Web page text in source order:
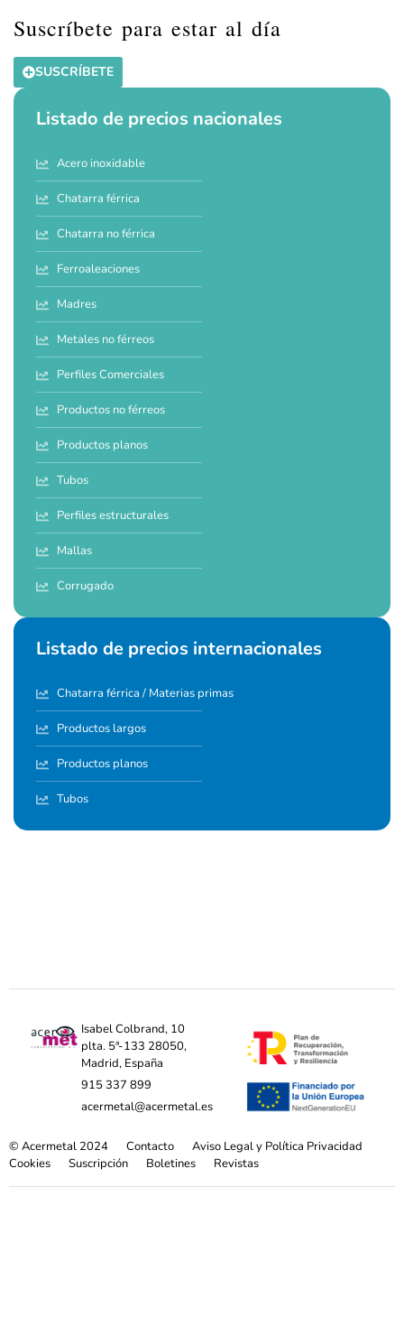
Suscríbete para estar al día
SUSCRÍBETE
Listado de precios nacionales
Acero inoxidable
Chatarra férrica
Chatarra no férrica
Ferroaleaciones
Madres
Metales no férreos
Perfiles Comerciales
Productos no férreos
Productos planos
Tubos
Perfiles estructurales
Mallas
Corrugado
Listado de precios internacionales
Chatarra férrica / Materias primas
Productos largos
Productos planos
Tubos
Isabel Colbrand, 10
plta. 5ª-133 28050,
Madrid, España
915 337 899
acermetal@acermetal.es
© Acermetal 2024 Contacto
Aviso Legal y Política Privacidad
Cookies
Suscripción Boletines Revistas